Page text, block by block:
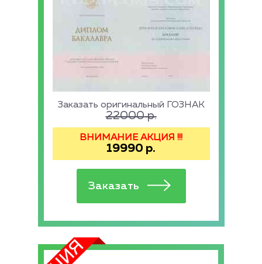
Заказать оригинальный ГОЗНАК
22000р.
ВНИМАНИЕ АКЦИЯ !!!
19990 р.